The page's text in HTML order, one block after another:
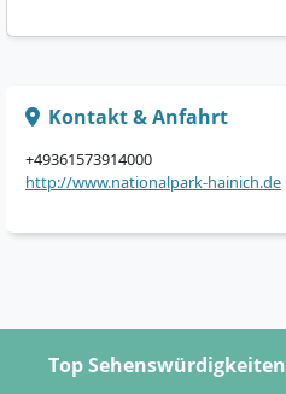
Kontakt & Anfahrt
+49361573914000
http://www.nationalpark-hainich.de
Top Sehenswürdigkeiten